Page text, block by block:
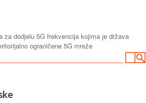
za dodjelu 5G frekvencija kojima je država
ograničene 5G mreže